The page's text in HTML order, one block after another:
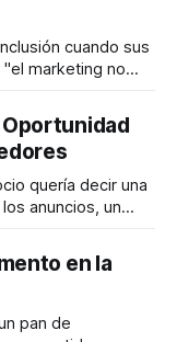
propuesta busca
cuando sus
marketing no
Durante
el especialista en
Oportunidad
quería decir una
anuncios, un
digital
para atender
persona
en la
pan de